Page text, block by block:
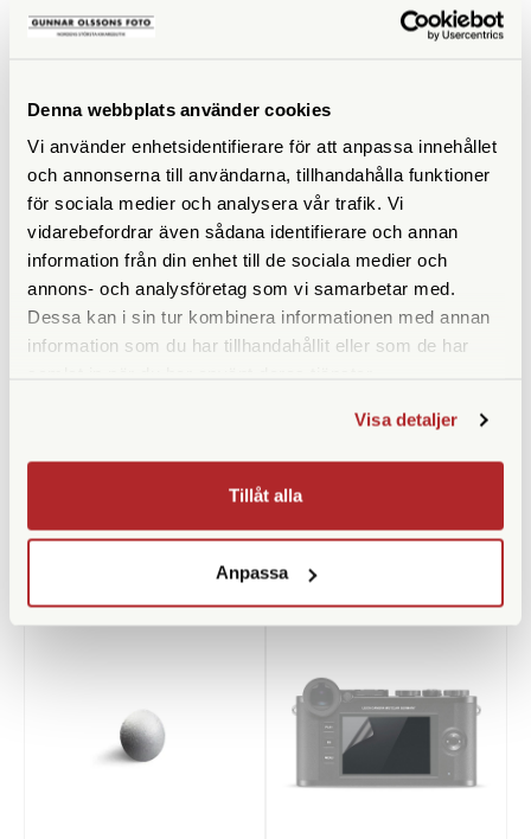
Denna webbplats använder cookies
Vi använder enhetsidentifierare för att anpassa innehållet
och annonserna till användarna, tillhandahålla funktioner
för sociala medier och analysera vår trafik. Vi
vidarebefordrar även sådana identifierare och annan
information från din enhet till de sociala medier och
annons- och analysföretag som vi samarbetar med.
Dessa kan i sin tur kombinera informationen med annan
information som du har tillhandahållit eller som de har
Visa detaljer
Tillåt alla
Anpassa
ANDRA KÖPTE ÄVEN
350 SEK
LÄS MER
Squarehood Mini Softy
Finns i lager
119 SEK
KÖP